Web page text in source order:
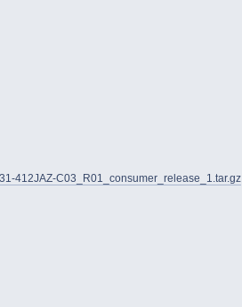
412JAZ-C03_R01_consumer_release_1.tar.gz